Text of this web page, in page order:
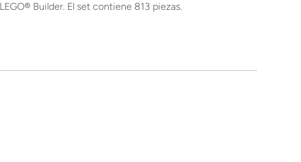
Builder. El set contiene 813 piezas.